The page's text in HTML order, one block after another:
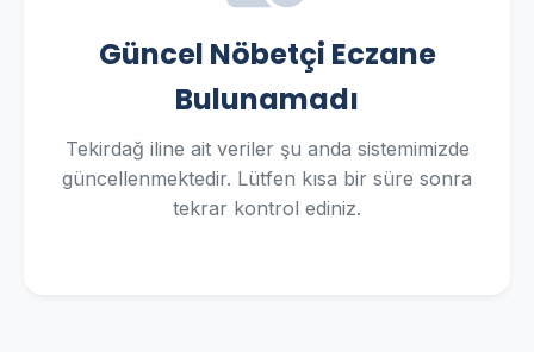
Güncel Nöbetçi Eczane
Bulunamadı
Tekirdağ iline ait veriler şu anda sistemimizde
güncellenmektedir. Lütfen kısa bir süre sonra
tekrar kontrol ediniz.